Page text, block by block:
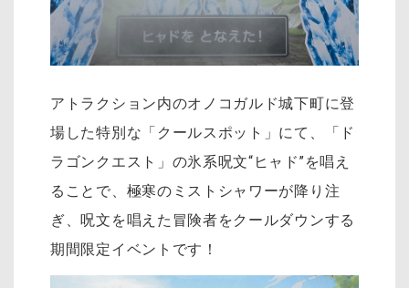
アトラクション内のオノコガルド城下町に登
場した特別な「クールスポット」にて、「ド
ラゴンクエスト」の氷系呪文“ヒャド”を唱え
ることで、極寒のミストシャワーが降り注
ぎ、呪文を唱えた冒険者をクールダウンする
期間限定イベントです！